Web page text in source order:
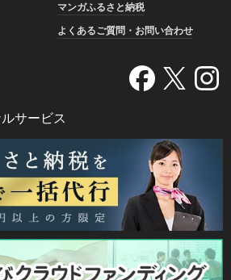
マンガふるさと納税
よくあるご質問・お問い合わせ
サービス